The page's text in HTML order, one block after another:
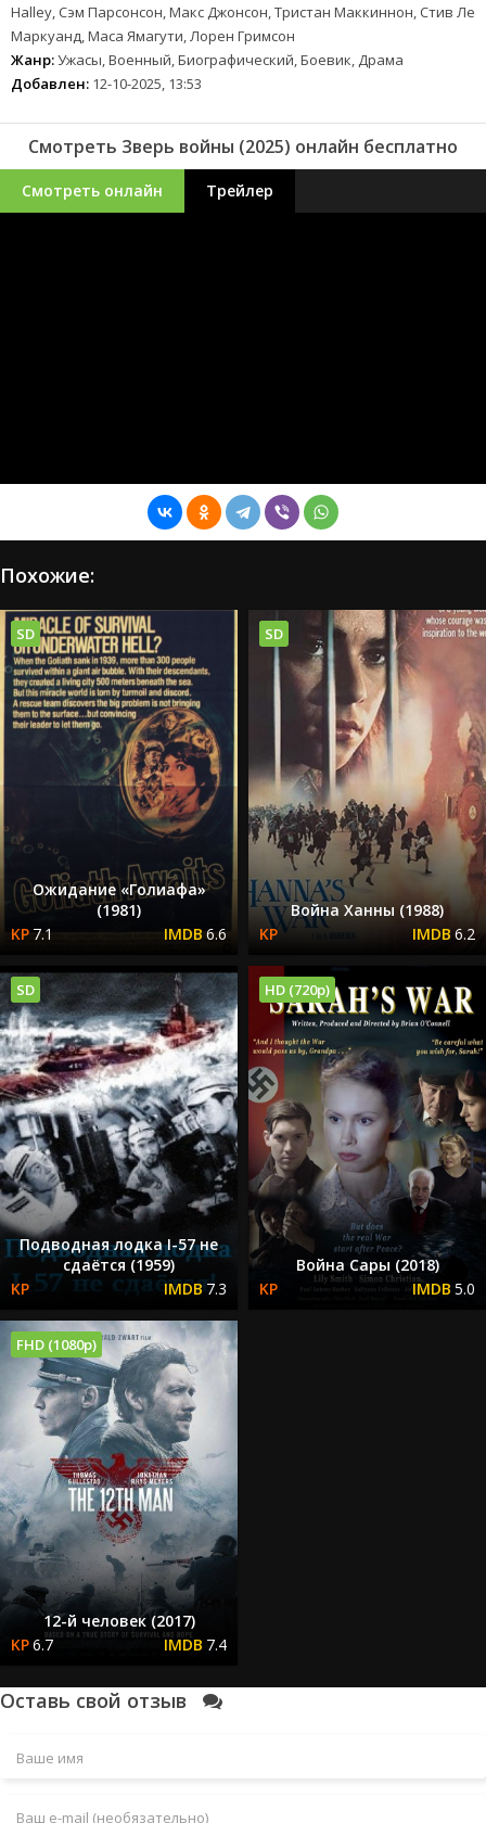
Halley, Сэм Парсонсон, Макс Джонсон, Тристан Маккиннон, Стив Ле
Маркуанд, Маса Ямагути, Лорен Гримсон
Жанр:Ужасы, Военный, Биографический, Боевик, Драма
Добавлен: 12-10-2025, 13:53
Смотреть Зверь войны (2025) онлайн бесплатно
Смотреть онлайн Трейлер
Похожие:
SD
Ожидание «Голиафа»
(1981)
7.1
6.6
SD
Война Ханны (1988)
6.2
SD
Подводная лодка I-57 не
сдаётся (1959)
7.3
HD (720p)
Война Сары (2018)
5.0
FHD (1080p)
12-й человек (2017)
6.7
7.4
Оставь свой отзыв